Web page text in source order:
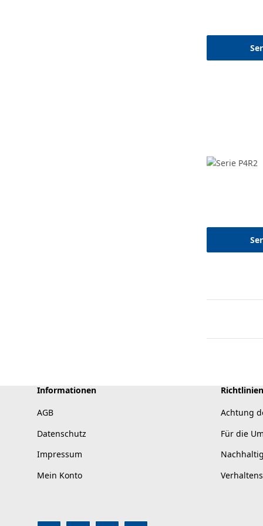
Informationen
AGB
Datenschutz
Impressum
Mein Konto
Richtlinien
Achtung
Für die